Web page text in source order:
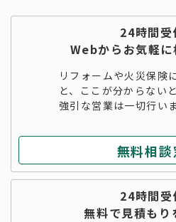
24時間受
Webからお気軽に
リフォームや火災保険
と、ここが分からない
強引な営業は一切行い
無料相談
24時間受
無料で見積もり